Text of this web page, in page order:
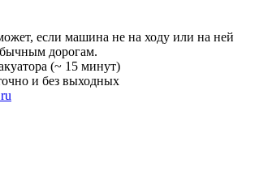
если машина не на ходу или на ней
дорогам.
(~ 15 минут)
и без выходных